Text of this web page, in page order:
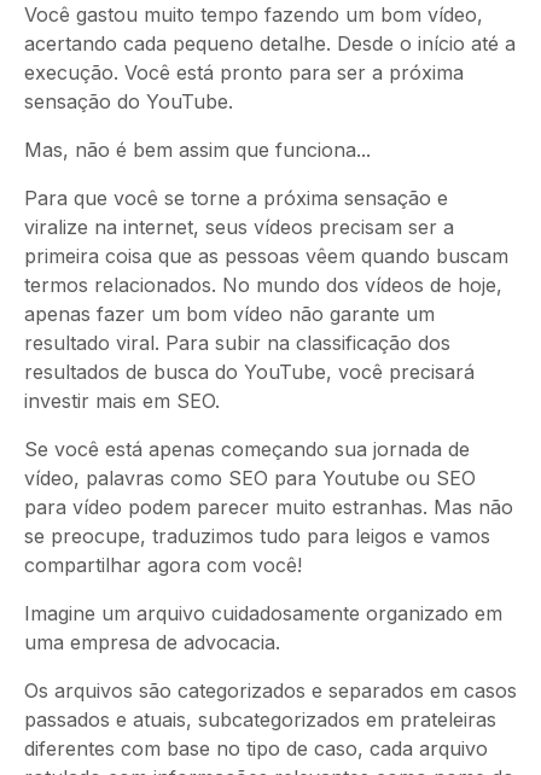
Você gastou muito tempo fazendo um bom vídeo,
acertando cada pequeno detalhe. Desde o início até a
execução. Você está pronto para ser a próxima
sensação do YouTube.
Mas, não é bem assim que funciona...
Para que você se torne a próxima sensação e
viralize na internet, seus vídeos precisam ser a
primeira coisa que as pessoas vêem quando buscam
termos relacionados. No mundo dos vídeos de hoje,
apenas fazer um bom vídeo não garante um
resultado viral. Para subir na classificação dos
resultados de busca do YouTube, você precisará
investir mais em SEO.
Se você está apenas começando sua jornada de
vídeo, palavras como SEO para Youtube ou SEO
para vídeo podem parecer muito estranhas. Mas não
se preocupe, traduzimos tudo para leigos e vamos
compartilhar agora com você!
Imagine um arquivo cuidadosamente organizado em
uma empresa de advocacia.
Os arquivos são categorizados e separados em casos
passados e atuais, subcategorizados em prateleiras
diferentes com base no tipo de caso, cada arquivo